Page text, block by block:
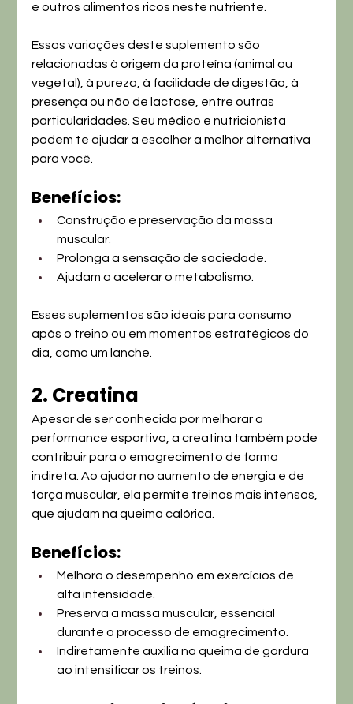
e outros alimentos ricos neste nutriente.
Essas variações deste suplemento são
relacionadas à origem da proteína (animal ou
vegetal), à pureza, à facilidade de digestão, à
presença ou não de lactose, entre outras
particularidades. Seu médico e nutricionista
podem te ajudar a escolher a melhor alternativa
para você.
Benefícios:
Construção e preservação da massa
muscular.
Prolonga a sensação de saciedade.
Ajudam a acelerar o metabolismo.
Esses suplementos são ideais para consumo
após o treino ou em momentos estratégicos do
dia, como um lanche.
2. Creatina
Apesar de ser conhecida por melhorar a
performance esportiva, a creatina também pode
contribuir para o emagrecimento de forma
indireta. Ao ajudar no aumento de energia e de
força muscular, ela permite treinos mais intensos,
que ajudam na queima calórica.
Benefícios:
Melhora o desempenho em exercícios de
alta intensidade.
Preserva a massa muscular, essencial
durante o processo de emagrecimento.
Indiretamente auxilia na queima de gordura
ao intensificar os treinos.